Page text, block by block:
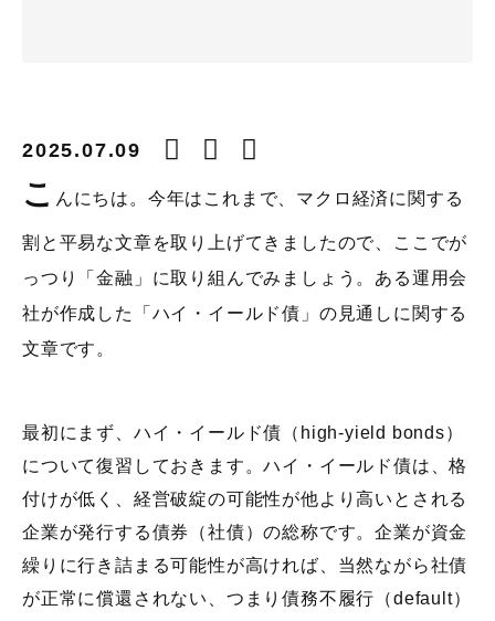
2025.07.09
こ んにちは。今年はこれまで、マクロ経済に関する
割と平易な文章を取り上げてきましたので、ここでが
っつり「金融」に取り組んでみましょう。ある運用会
社が作成した「ハイ・イールド債」の見通しに関する
文章です。
最初にまず、ハイ・イールド債（high-yield bonds）
について復習しておきます。ハイ・イールド債は、格
付けが低く、経営破綻の可能性が他より高いとされる
企業が発行する債券（社債）の総称です。企業が資金
繰りに行き詰まる可能性が高ければ、当然ながら社債
が正常に償還されない、つまり債務不履行（default）